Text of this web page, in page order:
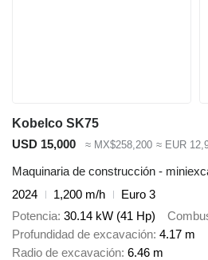
Kobelco SK75
USD 15,000
≈ MX$258,200 ≈ EUR
Maquinaria de construcción -
2024
1,200 m/h
Euro 3
Potencia 30.14 kW (41 Hp)
Profundidad de excavación 4.17 m
Radio de excavación 6.46 m